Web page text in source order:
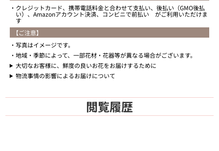
クレジットカード、携帯電話料金と合わせて支払い、後払い（GMO後払
い）、Amazonアカウント決済、コンビニで前払い がご利用いただけま
す
【ご注意】
写真はイメージです。
地域・季節によって、一部花材・花器等が異なる場合がございます。
大切なお客様に、鮮度の良いお花をお届けするために
物流事情の影響によるお届けについて
閲覧履歴